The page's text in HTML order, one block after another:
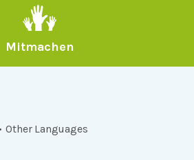
Mitmachen
Other Languages